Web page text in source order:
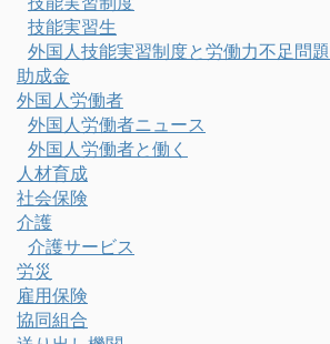
技能実習生
外国人技能実習制度と労働力不足問題
助成金
外国人労働者
外国人労働者ニュース
外国人労働者と働く
人材育成
社会保険
介護
介護サービス
労災
雇用保険
協同組合